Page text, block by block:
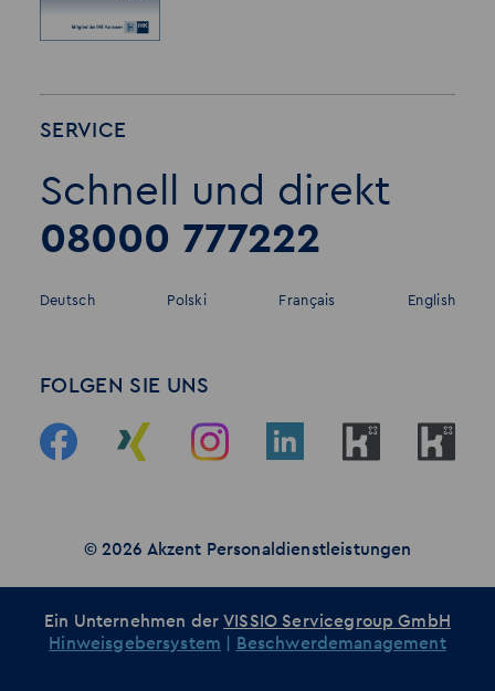
SERVICE
Schnell und direkt
08000 777222
Deutsch Polski Français English
FOLGEN SIE UNS
© 2026 Akzent Personaldienstleistungen
Ein Unternehmen derVISSIO Servicegroup GmbH
Hinweisgebersystem
Beschwerdemanagement